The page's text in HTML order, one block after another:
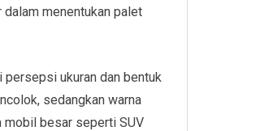
menentukan palet
persepsi ukuran dan bentuk
sedangkan warna
mobil besar seperti SUV